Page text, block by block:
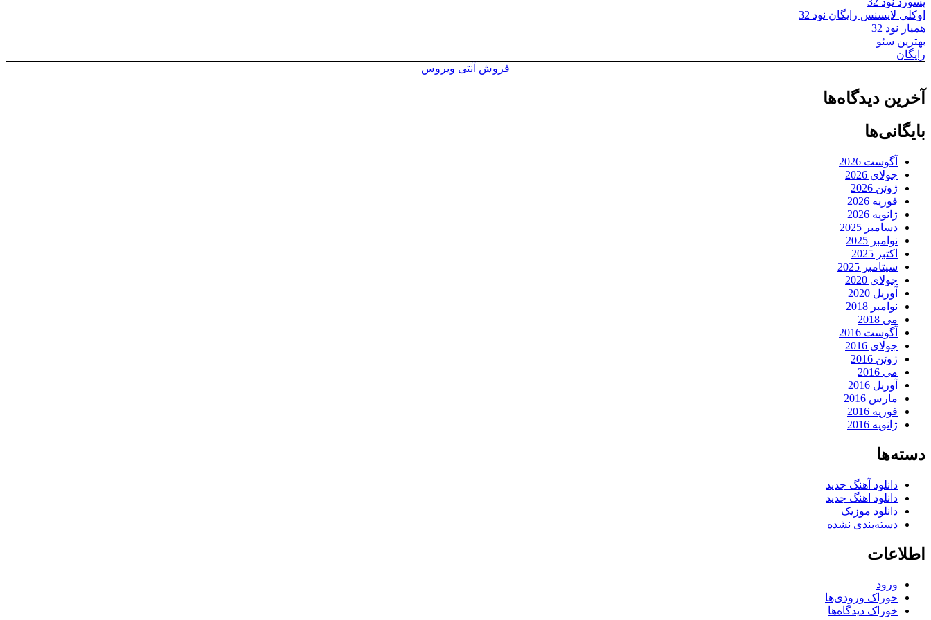
اوکلی لایسنس رایگان نود 32
همیار نود 32
بهترین سئو
رایگان
فروش آنتی ویروس
آخرین دیدگاه‌ها
بایگانی‌ها
آگوست 2026
جولای 2026
ژوئن 2026
فوریه 2026
ژانویه 2026
دسامبر 2025
نوامبر 2025
اکتبر 2025
سپتامبر 2025
جولای 2020
آوریل 2020
نوامبر 2018
می 2018
آگوست 2016
جولای 2016
ژوئن 2016
می 2016
آوریل 2016
مارس 2016
فوریه 2016
ژانویه 2016
دسته‌ها
دانلود آهنگ جدید
دانلود اهنگ جدید
دانلود موزیک
دسته‌بندی نشده
اطلاعات
ورود
خوراک ورودی‌ها
خوراک دیدگاه‌ها